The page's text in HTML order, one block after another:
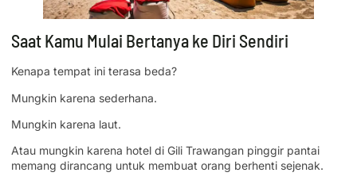
Saat Kamu Mulai Bertanya ke Diri Sendiri
Kenapa tempat ini terasa beda?
Mungkin karena sederhana.
Mungkin karena laut.
Atau mungkin karena hotel di Gili Trawangan pinggir pantai
memang dirancang untuk membuat orang berhenti sejenak.